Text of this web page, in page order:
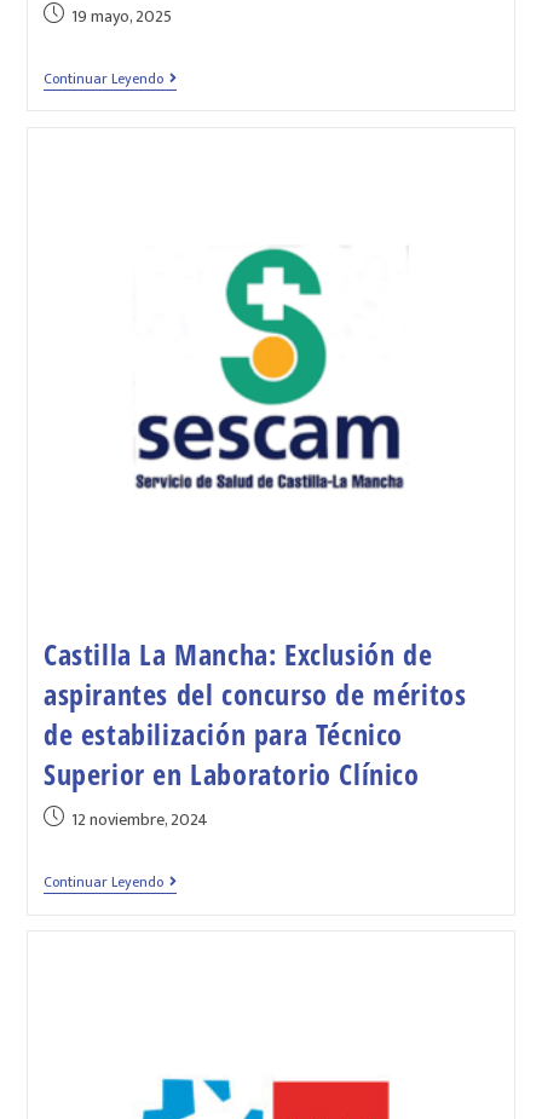
19 mayo, 2025
Continuar Leyendo
Castilla La Mancha: Exclusión de
aspirantes del concurso de méritos
de estabilización para Técnico
Superior en Laboratorio Clínico
12 noviembre, 2024
Continuar Leyendo